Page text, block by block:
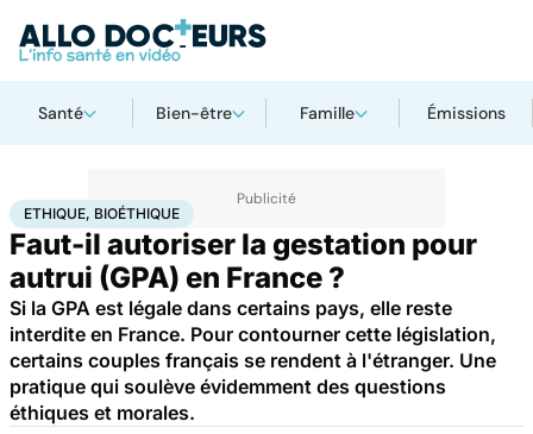
Santé Bien-être Famille Émissions
AccueilFamilleProcréation Ethique, Bioéthique
ETHIQUE, BIOÉTHIQUE
Faut-il autoriser la gestation pour
autrui (GPA) en France ?
Si la GPA est légale dans certains pays, elle reste
interdite en France. Pour contourner cette législation,
certains couples français se rendent à l'étranger. Une
pratique qui soulève évidemment des questions
éthiques et morales.